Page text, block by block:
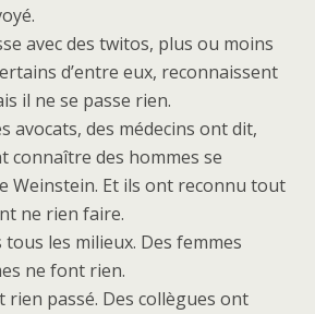
avec des twitos, plus ou moins
d’entre eux, reconnaissent
il ne se passe rien.
avocats, des médecins ont dit,
des hommes se
Weinstein. Et ils ont reconnu tout
ne rien faire.
tous les milieux. Des femmes
ne font rien.
rien passé. Des collègues ont